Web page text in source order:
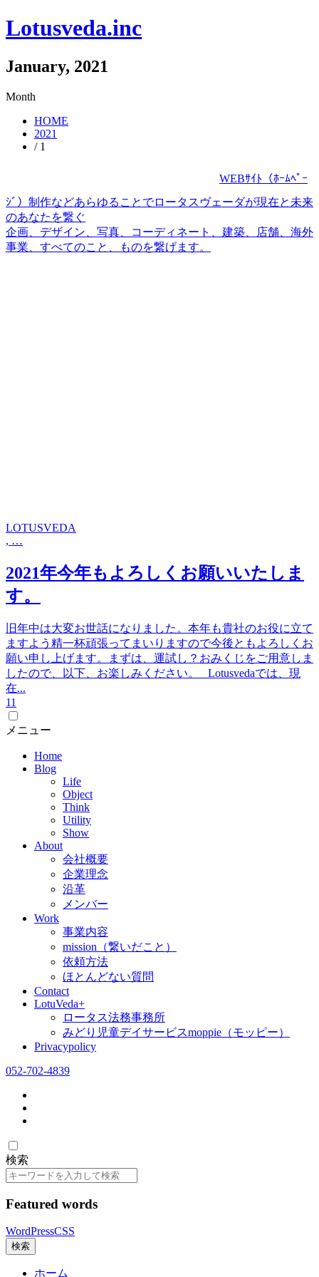
Lotusveda.inc
January, 2021
Month
HOME
2021
/ 1
WEBｻｲﾄ（ﾎｰﾑﾍﾟｰ
ｼﾞ）制作などあらゆることでロータスヴェーダが現在と未来
のあなたを繋ぐ
企画、デザイン、写真、コーディネート、建築、店舗、海外
事業、すべてのこと、ものを繋げます。
LOTUSVEDA
, …
2021年今年もよろしくお願いいたしま
す。
旧年中は大変お世話になりました。本年も貴社のお役に立て
ますよう精一杯頑張ってまいりますので今後ともよろしくお
願い申し上げます。まずは、運試し？おみくじをご用意しま
したので、以下、お楽しみください。 Lotusvedaでは、現
在...
11
メニュー
Home
Blog
Life
Object
Think
Utility
Show
About
会社概要
企業理念
沿革
メンバー
Work
事業内容
mission（繋いだこと）
依頼方法
ほとんどない質問
Contact
LotuVeda+
ロータス法務事務所
みどり児童デイサービスmoppie（モッピー）
Privacypolicy
052-702-4839
検索
検
Featured words
WordPressCSS
検索
ホーム